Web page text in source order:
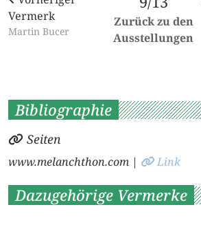
Vermerk
Martin Bucer
Zurück zu den
Ausstellungen
Bibliographie
Seiten
www.melanchthon.com | Link
Dazugehörige Vermerke